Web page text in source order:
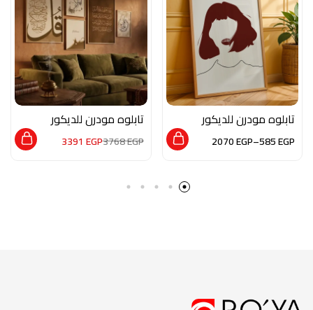
تابلوه مودرن للديكور
من الخشب الطبيعي
والزجاج بلمسه من
585EGP
–
2070EGP
تابلوه مودرن للديكور
من الخشب الطبيعي
والزجاج بلمسه من
3768EGP
3391 EGP